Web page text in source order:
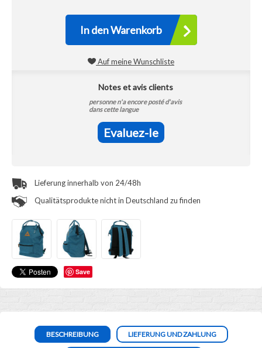
Save
In den Warenkorb
Auf meine Wunschliste
Notes et avis clients
personne n'a encore posté d'avis
dans cette langue
Evaluez-le
Lieferung innerhalb von 24/48h
Qualitätsprodukte nicht in Deutschland zu finden
BESCHREIBUNG LIEFERUNG UND ZAHLUNG